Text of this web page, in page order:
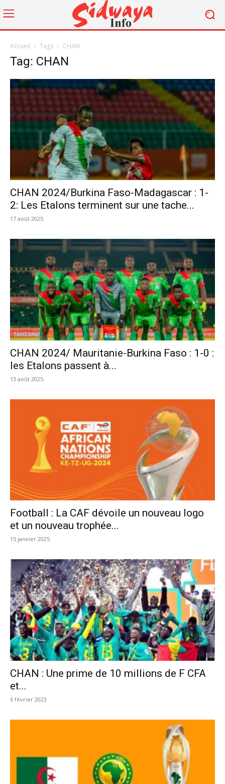
Accueil Tags CHAN
Tag: CHAN
CHAN 2024/Burkina Faso-Madagascar : 1-
2: Les Etalons terminent sur une tache...
17 août 2025
CHAN 2024/ Mauritanie-Burkina Faso : 1-0 :
les Etalons passent à...
13 août 2025
Football : La CAF dévoile un nouveau logo
et un nouveau trophée...
15 janvier 2025
CHAN : Une prime de 10 millions de F CFA
et...
6 février 2023